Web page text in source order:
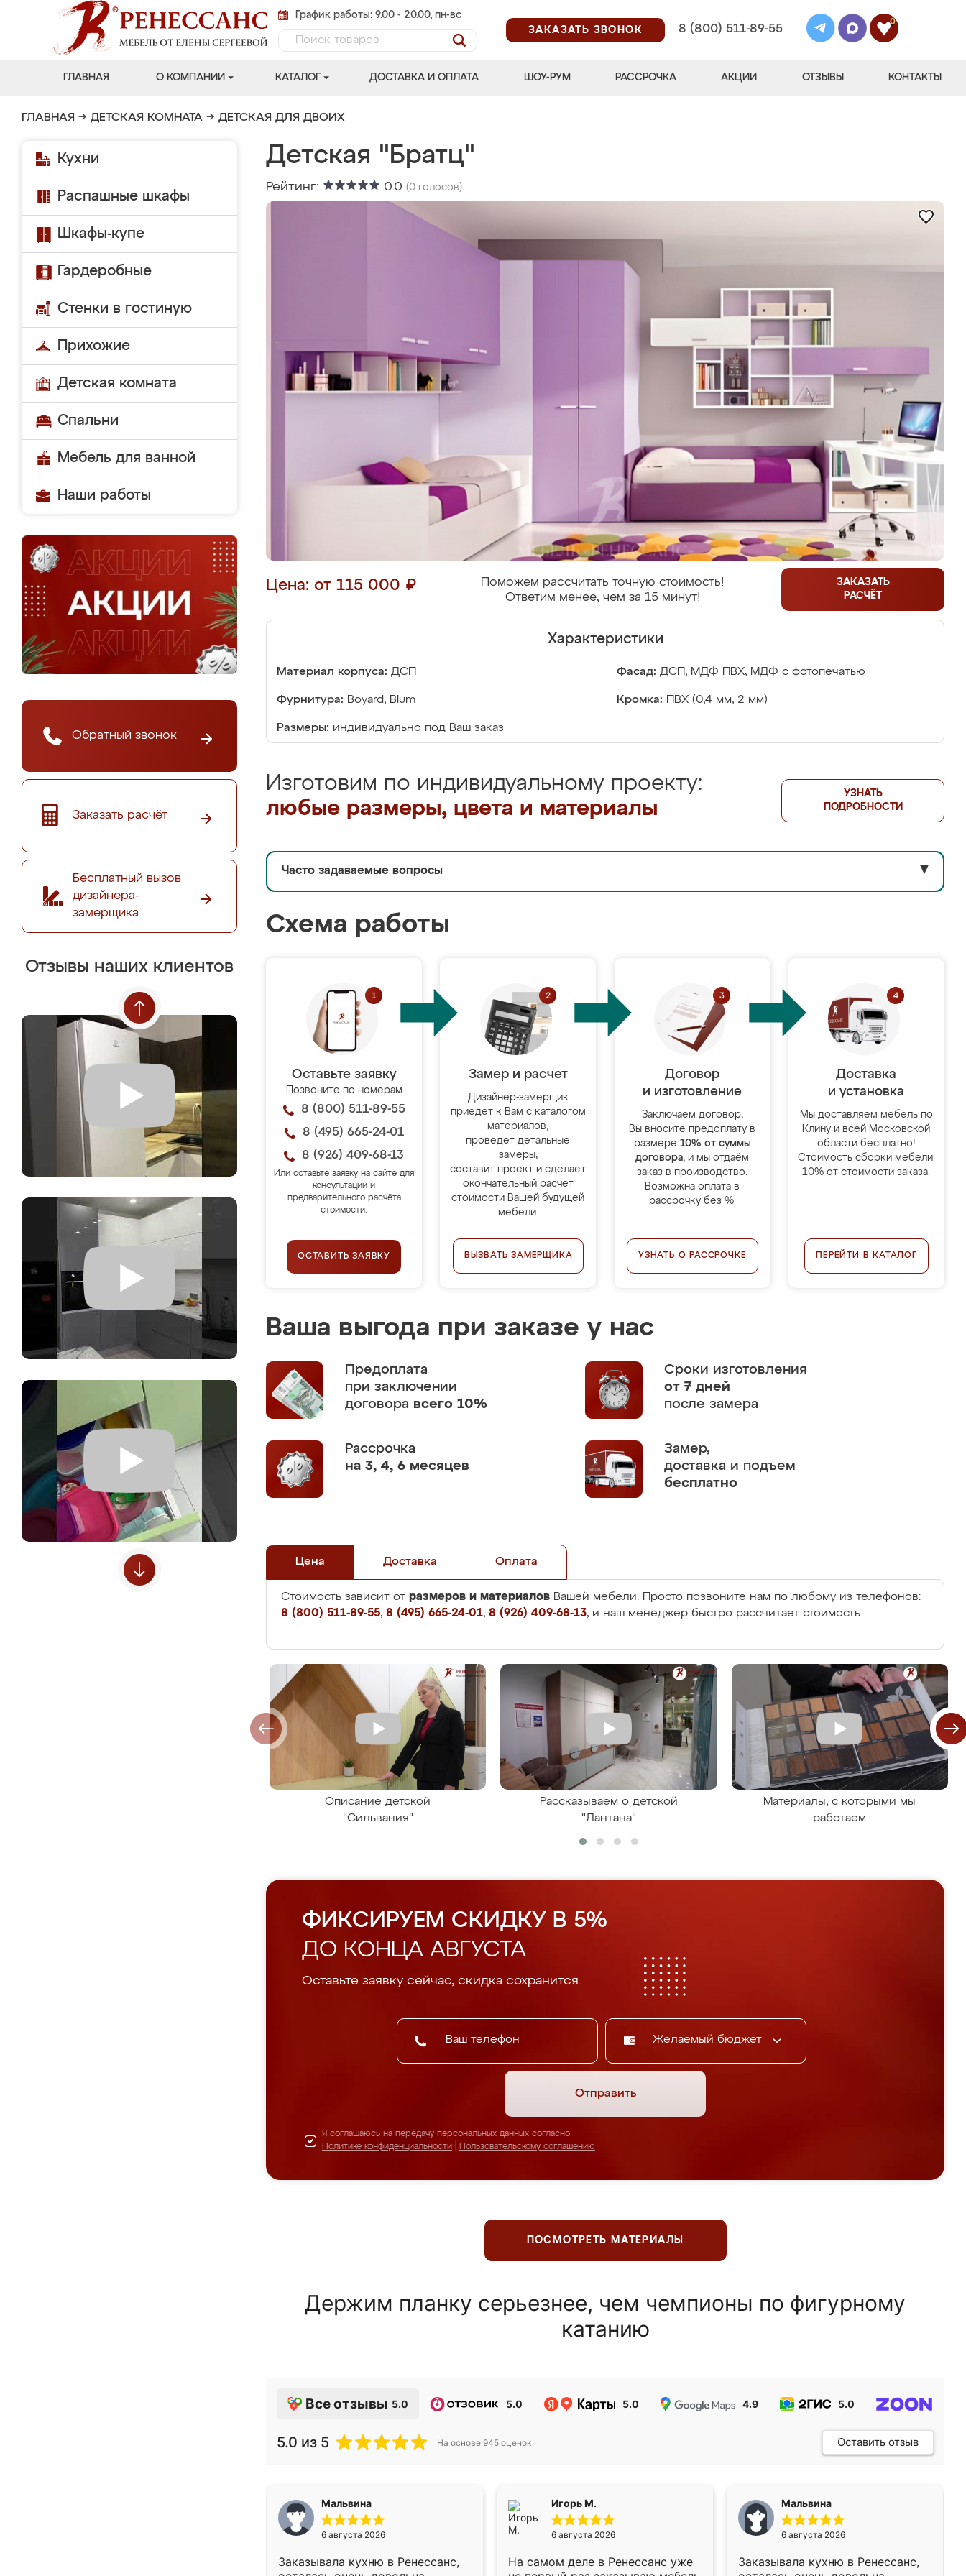
График работы: 9.00 - 20.00, пн-вс
ЗАКАЗАТЬ ЗВОНОК
8 (800) 511-89-55
0
ГЛАВНАЯ О КОМПАНИИ КАТАЛОГ ДОСТАВКА И ОПЛАТА ШОУ-РУМ РАССРОЧКА АКЦИИ ОТЗЫВЫ КОНТАКТЫ
ГЛАВНАЯ → ДЕТСКАЯ КОМНАТА → ДЕТСКАЯ ДЛЯ ДВОИХ
Кухни
Распашные шкафы
Шкафы-купе
Гардеробные
Стенки в гостиную
Прихожие
Детская комната
Спальни
Мебель для ванной
Наши работы
Обратный звонок
Заказать расчёт
Бесплатный вызов
дизайнера-
замерщика
Отзывы наших клиентов
Детская "Братц"
Рейтинг: 0.0 (0 голосов)
Цена: от 115 000 ₽
Поможем рассчитать точную стоимость!
Ответим менее, чем за 15 минут!
ЗАКАЗАТЬ
РАСЧЁТ
Характеристики
Материал корпуса: ДСП Фасад: ДСП, МДФ ПВХ, МДФ с фотопечатью
Фурнитура: Boyard, Blum Кромка: ПВХ (0,4 мм, 2 мм)
Размеры: индивидуально под Ваш заказ
Изготовим по индивидуальному проекту:
любые размеры, цвета и материалы
УЗНАТЬ
ПОДРОБНОСТИ
Часто задаваемые вопросы ▼
Схема работы
Оставьте заявку
Позвоните по номерам
8 (800) 511-89-55
8 (495) 665-24-01
8 (926) 409-68-13
Или оставьте заявку на сайте для
консультации и
предварительного расчёта
стоимости.
ОСТАВИТЬ ЗАЯВКУ
Замер и расчет
Дизайнер-замерщик
приедет к Вам с каталогом
материалов,
проведёт детальные
замеры,
составит проект и сделает
окончательный расчёт
стоимости Вашей будущей
мебели.
ВЫЗВАТЬ ЗАМЕРЩИКА
Договор
и изготовление
Заключаем договор,
Вы вносите предоплату в
размере 10% от суммы
договора, и мы отдаём
заказ в производство.
Возможна оплата в
рассрочку без %.
УЗНАТЬ О РАССРОЧКЕ
Доставка
и установка
Мы доставляем мебель по
Клину и всей Московской
области бесплатно!
Стоимость сборки мебели:
10% от стоимости заказа.
ПЕРЕЙТИ В КАТАЛОГ
Ваша выгода при заказе у нас
Предоплата
при заключении
договора всего 10%
Сроки изготовления
от 7 дней
после замера
Рассрочка
на 3, 4, 6 месяцев
Замер,
доставка и подъем
бесплатно
Цена Доставка Оплата
Стоимость зависит от размеров и материалов Вашей мебели. Просто позвоните нам по любому из телефонов:
8 (800) 511-89-55, 8 (495) 665-24-01, 8 (926) 409-68-13, и наш менеджер быстро рассчитает стоимость.
Описание детской
"Сильвания"
Рассказываем о детской
"Лантана"
Материалы, с которыми мы
работаем
ФИКСИРУЕМ СКИДКУ В 5%
ДО КОНЦА АВГУСТА
Оставьте заявку сейчас, скидка сохранится.
Желаемый бюджет
Отправить
Я соглашаюсь на передачу персональных данных согласно
Политике конфиденциальности
Пользовательскому соглашению
ПОСМОТРЕТЬ МАТЕРИАЛЫ
Держим планку серьезнее, чем чемпионы по фигурному
катанию
Все отзывы 5.0 5.0 5.0 4.9 5.0
5.0 из 5 На основе 945 оценок Оставить отзыв
Мальвина
6 августа 2026
Заказывала кухню в Ренессанс,
Игорь М.
6 августа 2026
На самом деле в Ренессанс уже
Мальвина
6 августа 2026
Заказывала кухню в Ренессанс,